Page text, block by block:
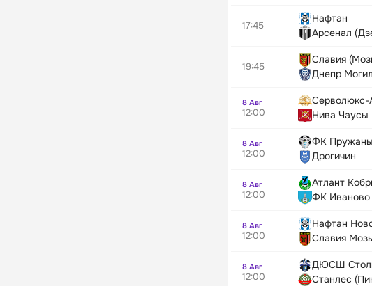
17:45
Нафтан
Арсенал
19:45
Славия
Днепр
8 Авг
12:00
Серволюкс-
Нива Чаусы
8 Авг
12:00
ФК Пружаны
Дрогичин
8 Авг
12:00
Атлант
ФК Иваново
8 Авг
12:00
Нафтан
Славия
8 Авг
12:00
ДЮСШ
Станлес